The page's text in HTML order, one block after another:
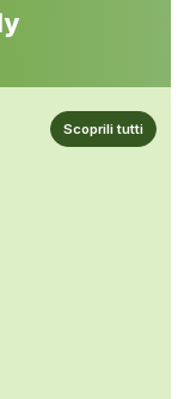
Scoprili tutti